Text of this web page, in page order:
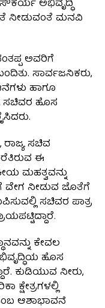
ಅಭಿವೃದ್ಧಿ
ನೀಡುವಂತೆ ಮನವಿ
ಅವರಿಗೆ
ಸಾರ್ವಜನಿಕರು,
ಹಾಗೂ
ಸಚಿವರ ಹೊಸ
ಸಚಿವ
ಈ
ಮಹತ್ವವನ್ನು
ವೇಗ ನೀಡುವ ಜೊತೆಗೆ
ಸಚಿವರ ಪಾತ್ರ
ಕೇವಲ
ಹೊಸ
ಕುಡಿಯುವ ನೀರು,
ಕ್ಷೇತ್ರಗಳಲ್ಲಿ
ಆಶಾಭಾವನೆ